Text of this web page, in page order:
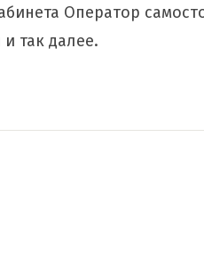
Оператор
так далее.